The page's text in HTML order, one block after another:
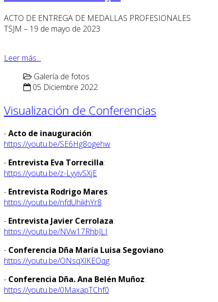
ACTO DE ENTREGA DE MEDALLAS PROFESIONALES
TSJM – 19 de mayo de 2023
Leer más...
Galería de fotos
05 Diciembre 2022
Visualización de Conferencias
-Acto de inauguración:
https://youtu.be/SE6Hg8ogehw
- Entrevista Eva Torrecilla:
https://youtu.be/z-LyyivSXjE
- Entrevista Rodrigo Mares:
https://youtu.be/nfdUhikhYr8
- Entrevista Javier Cerrolaza:
https://youtu.be/NVw17RhbJLI
- Conferencia Dña María Luisa Segoviano:
https://youtu.be/ONsqXlKEOqg
- Conferencia Dña. Ana Belén Muñoz:
https://youtu.be/0MaxapTChf0